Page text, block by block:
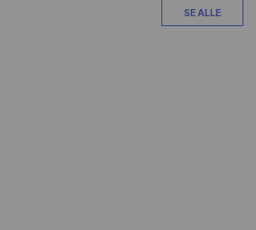
SE ALLE